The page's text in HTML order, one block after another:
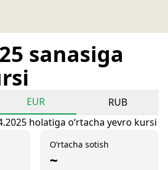
sanasiga
EUR
RUB
holatiga oʻrtacha yevro kursi
O‘rtacha sotish
~